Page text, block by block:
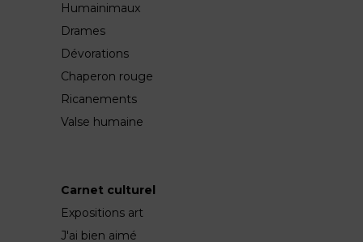
Humainimaux
Drames
Dévorations
Chaperon rouge
Ricanements
Valse humaine
Carnet culturel
Expositions art
J'ai bien aimé